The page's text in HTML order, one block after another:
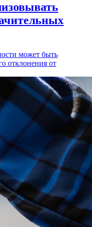
может быть
отклонения от